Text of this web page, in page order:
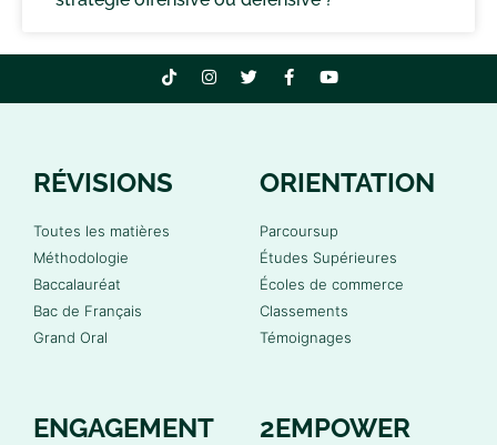
RÉVISIONS
Toutes les matières
Méthodologie
Baccalauréat
Bac de Français
Grand Oral
ORIENTATION
Parcoursup
Études Supérieures
Écoles de commerce
Classements
Témoignages
ENGAGEMENT 2EMPOWER